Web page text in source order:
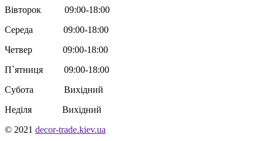
Вівторок 09:00-18:00
Середа 09:00-18:00
Четвер 09:00-18:00
П`ятниця 09:00-18:00
Субота Вихідний
Неділя Вихідний
© 2021 decor-trade.kiev.ua